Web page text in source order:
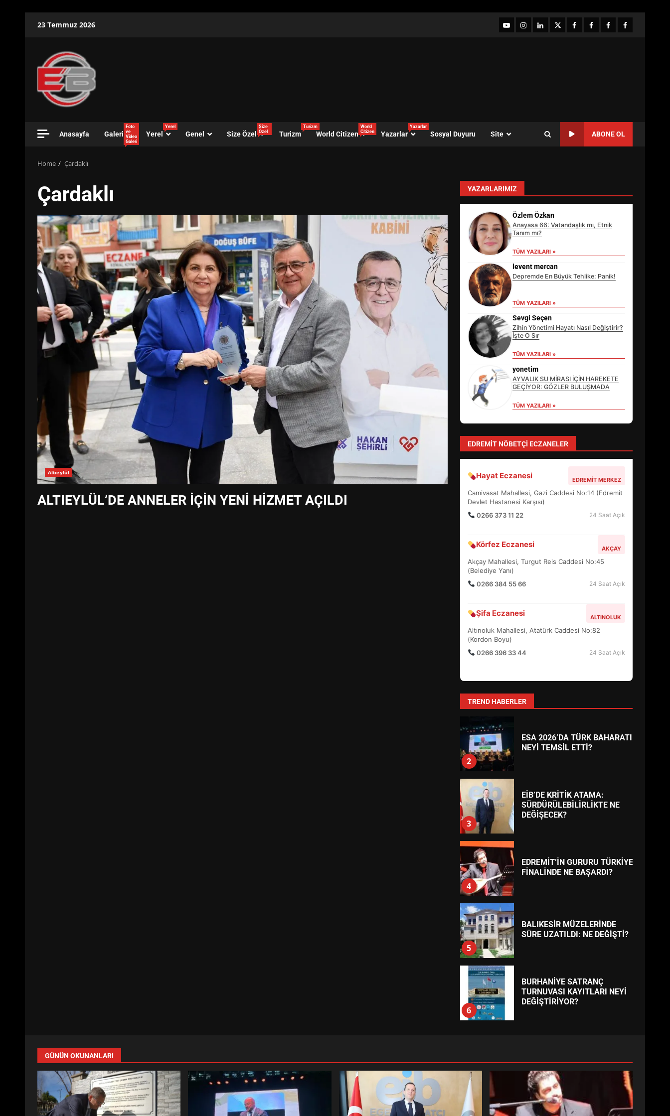
23 Temmuz 2026 YouTubeInstagram
LinkedIntwitterfacebook-Facebook-
Facebook-Facebook-
Anasayfa Galeri
Foto
ve
Video
Galeri
Yerel
Yerel
Genel Size Özel
Size
Özel
Turizm
Turizm
World Citizen
World
Citizen
Yazarlar
Yazarlar
Sosyal Duyuru Site ABONE OL
Home Çardaklı
Çardaklı
Altıeylül
ALTIEYLÜL’DE ANNELER İÇİN YENİ HİZMET AÇILDI
YAZARLARIMIZ
Özlem Özkan
Anayasa 66: Vatandaşlık mı, Etnik
Tanım mı?
TÜM YAZILARI »
levent mercan
Depremde En Büyük Tehlike: Panik!
TÜM YAZILARI »
Sevgi Seçen
Zihin Yönetimi Hayatı Nasıl Değiştirir?
İşte O Sır
TÜM YAZILARI »
yonetim
AYVALIK SU MİRASI İÇİN HAREKETE
GEÇİYOR: GÖZLER BULUŞMADA
TÜM YAZILARI »
EDREMIT NÖBETÇI ECZANELER
Hayat Eczanesi EDREMIT MERKEZ
Camivasat Mahallesi, Gazi Caddesi No:14 (Edremit
Devlet Hastanesi Karşısı)
0266 373 11 22
24 Saat Açık
Körfez Eczanesi AKÇAY
Akçay Mahallesi, Turgut Reis Caddesi No:45
(Belediye Yanı)
0266 384 55 66
24 Saat Açık
Şifa Eczanesi ALTINOLUK
Altınoluk Mahallesi, Atatürk Caddesi No:82
(Kordon Boyu)
0266 396 33 44
24 Saat Açık
TREND HABERLER
EİB’DE KRİTİK ATAMA:
SÜRDÜRÜLEBİLİRLİKTE NE
DEĞİŞECEK?
4
EDREMİT’İN GURURU TÜRKİYE
FİNALİNDE NE BAŞARDI?
5
BALIKESİR MÜZELERİNDE
SÜRE UZATILDI: NE DEĞİŞTİ?
6
BURHANİYE SATRANÇ
DEĞİŞTİRİYOR?
7
BURHANİYE
BELEDİYESPOR’DA YENİ
YÖNETİM NASIL ŞEKİLLENDİ?
1
HAREKETE GEÇİYOR: GÖZLER
2
ESA 2026’DA TÜRK BAHARATI
NEYİ TEMSİL ETTİ?
3
EİB’DE KRİTİK ATAMA:
SÜRDÜRÜLEBİLİRLİKTE NE
DEĞİŞECEK?
4
EDREMİT’İN GURURU TÜRKİYE
FİNALİNDE NE BAŞARDI?
5
BALIKESİR MÜZELERİNDE
SÜRE UZATILDI: NE DEĞİŞTİ?
6
BURHANİYE SATRANÇ
TURNUVASI KAYITLARI NEYİ
DEĞİŞTİRİYOR?
7
YÖNETİM NASIL ŞEKİLLENDİ?
AYVALIK SU MİRASI İÇİN
GÜNÜN OKUNANLARI